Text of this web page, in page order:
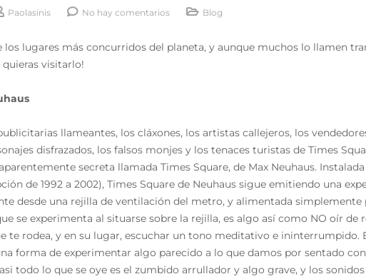
Paolasinis No hay comentarios Blog
los lugares más concurridos del planeta, y aunque muchos lo llamen
visitarlo!
llameantes, los cláxones, los artistas callejeros, los
disfrazados, los falsos monjes y los tenaces turistas de Times
secreta llamada Times Square, de Max Neuhaus.
de 1992 a 2002), Times Square de Neuhaus sigue emitiendo una
desde una rejilla de ventilación del metro, y alimentada simplemente
se experimenta al situarse sobre la rejilla, es algo así como NO oír de
te rodea, y en su lugar, escuchar un tono meditativo e ininterrumpido.
forma de experimentar algo parecido a lo que damos por sentado
todo lo que se oye es el zumbido arrullador y algo grave, y los